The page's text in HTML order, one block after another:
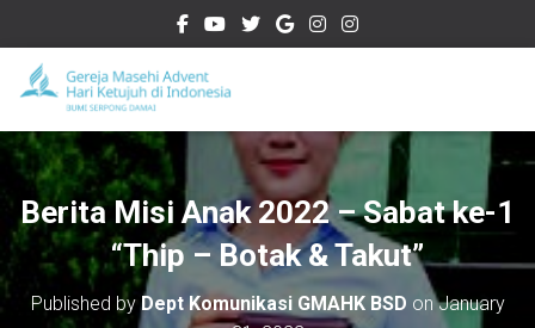
Berita Misi Anak 2022 – Sabat ke-1
“Thip – Botak & Takut”
Published byDept Komunikasi GMAHK BSD onJanuary